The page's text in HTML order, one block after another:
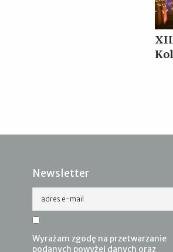
Newsletter
adres e-mail
Wyrażam zgodę na przetwarzanie
podanych powyżej danych oraz